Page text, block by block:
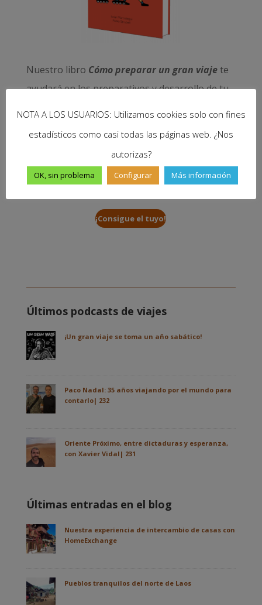
Nuestro libro Cómo preparar un gran viajete
ayudará en los preparativos y desarrollo de tu
y, con cada compra, nos ayudas a seguir
viajando y mantener vivo este proyecto.
¡Consigue el tuyo!
Últimos podcasts de viajes
¡Un gran viaje se toma un año sabático!
Paco Nadal: 35 años viajando por el mundo para
contarlo| 232
Oriente Próximo, entre dictaduras y esperanza,
con Xavier Vidal| 231
Últimas entradas en el blog
Nuestra experiencia de intercambio de casas con
HomeExchange
Pueblos tranquilos del norte de Laos
NOTA A LOS USUARIOS: Utilizamos cookies solo con fines
estadísticos como casi todas las páginas web. ¿Nos
autorizas?
OK, sin problema Configurar Más información